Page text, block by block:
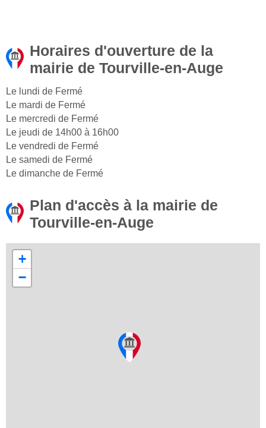
Horaires d'ouverture de la
mairie de Tourville-en-Auge
Le lundi de Fermé
Le mardi de Fermé
Le mercredi de Fermé
Le jeudi de 14h00 à 16h00
Le vendredi de Fermé
Le samedi de Fermé
Le dimanche de Fermé
Plan d'accès à la mairie de
Tourville-en-Auge
+
−